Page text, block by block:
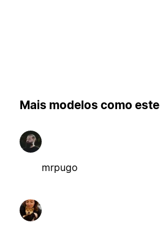
Mais modelos como este
mrpugo